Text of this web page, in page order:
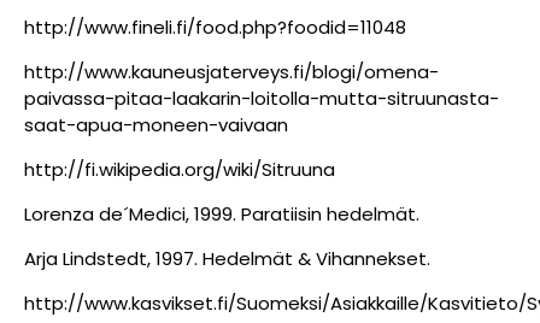
http://www.fineli.fi/food.php?foodid=11048
http://www.kauneusjaterveys.fi/blogi/omena-
paivassa-pitaa-laakarin-loitolla-mutta-sitruunasta-
saat-apua-moneen-vaivaan
http://fi.wikipedia.org/wiki/Sitruuna
Lorenza de´Medici, 1999. Paratiisin hedelmät.
Arja Lindstedt, 1997. Hedelmät & Vihannekset.
http://www.kasvikset.fi/Suomeksi/Asiakkaille/